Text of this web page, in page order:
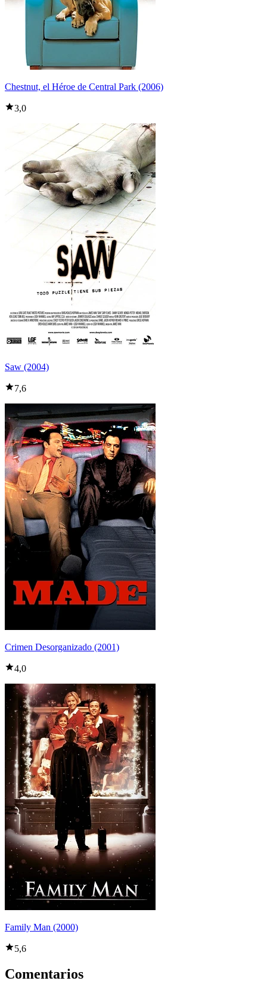
Chestnut, el Héroe de Central Park (2006)
3,0
Saw (2004)
7,6
Crimen Desorganizado (2001)
4,0
Family Man (2000)
5,6
Comentarios